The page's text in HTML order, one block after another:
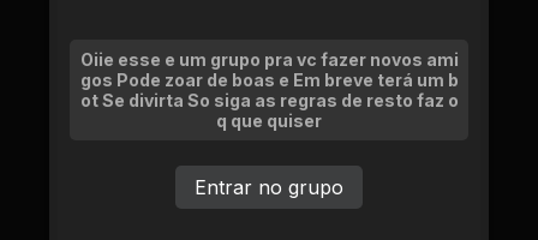
Oiie esse e um grupo pra vc fazer novos ami
gos Pode zoar de boas e Em breve terá um b
ot Se divirta So siga as regras de resto faz o
q que quiser
Entrar no grupo